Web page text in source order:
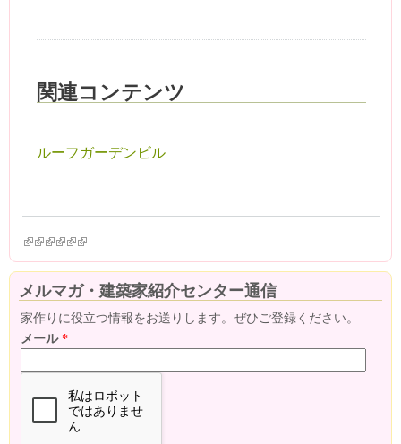
関連コンテンツ
ルーフガーデンビル
(link is external)
(link is external)
(link is external)
(link is external)
(link is external)
(link is external)
メルマガ・建築家紹介センター通信
家作りに役立つ情報をお送りします。ぜひご登録ください。
メール*